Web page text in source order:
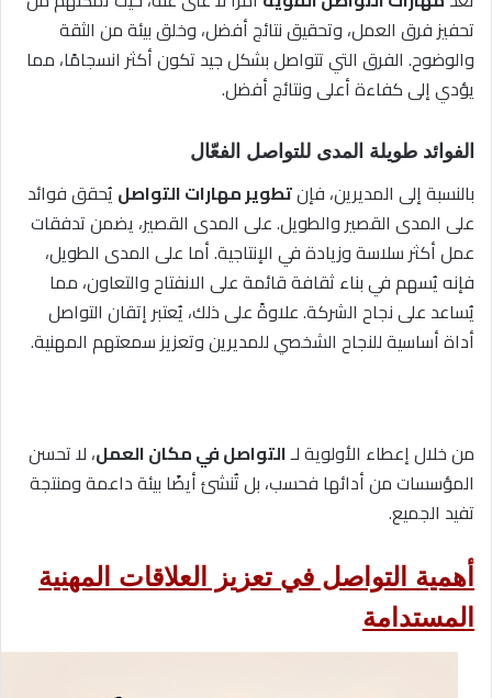
تحفيز فرق العمل، وتحقيق نتائج أفضل، وخلق بيئة من الثقة
والوضوح. الفرق التي تتواصل بشكل جيد تكون أكثر انسجامًا، مما
يؤدي إلى كفاءة أعلى ونتائج أفضل.
الفوائد طويلة المدى للتواصل الفعّال
بالنسبة إلى المديرين، فإنتطوير مهارات التواصل يُحقق فوائد
على المدى القصير والطويل. على المدى القصير، يضمن تدفقات
عمل أكثر سلاسة وزيادة في الإنتاجية. أما على المدى الطويل،
فإنه يُسهم في بناء ثقافة قائمة على الانفتاح والتعاون، مما
يُساعد على نجاح الشركة. علاوةً على ذلك، يُعتبر إتقان التواصل
أداة أساسية للنجاح الشخصي للمديرين وتعزيز سمعتهم المهنية.
من خلال إعطاء الأولوية لـالتواصل في مكان العمل، لا تحسن
المؤسسات من أدائها فحسب، بل تُنشئ أيضًا بيئة داعمة ومنتجة
تفيد الجميع.
أهمية التواصل في تعزيز العلاقات المهنية
المستدامة